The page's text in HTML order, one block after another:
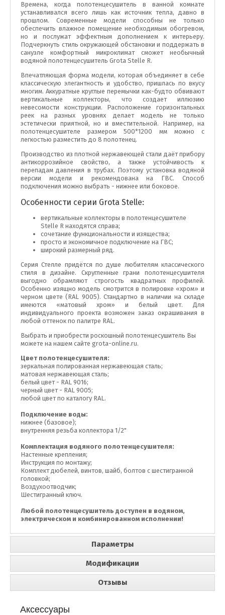
Времена, когда полотенцесушитель в ванной комнате
устанавливался всего лишь как источник тепла, давно в
прошлом. Современные модели способны не только
обеспечить влажное помещение необходимым обогревом,
но и послужат эффектным дополнением к интерьеру.
Подчеркнуть стиль окружающей обстановки и поддержать в
санузле комфортный микроклимат сможет необычный
водяной полотенцесушитель Grota Stelle R.
Впечатляющая форма модели, которая объединяет в себе
классическую элегантность и удобство, пришлась по вкусу
многим. Аккуратные круглые перемычки как-будто обвивают
вертикальные коллекторы, что создает иллюзию
невесомости конструкции. Расположение горизонтальных
реек на разных уровнях делает модель не только
эстетически приятной, но и вместительной. Например, на
полотенцесушителе размером 500*1200 мм можно с
легкостью разместить до 8 полотенец.
Производство из плотной нержавеющей стали даёт прибору
антикоррозийное свойство, а также устойчивость к
перепадам давления в трубах. Поэтому установка водяной
версии модели и рекомендована на ГВС. Способ
подключения можно выбрать - нижнее или боковое.
Особенности серии Grota Stelle:
вертикальные коллекторы в полотенцесушителе
Stelle R находятся справа;
сочетание функциональности и изящества;
просто и экономичное подключение на ГВС;
широкий размерный ряд.
Серия Стелле придётся по душе любителям классического
стиля в дизайне. Скругленные грани полотенцесушителя
выгодно обрамляют строгость квадратных профилей.
Особенно изящно модель смотрится в полировке «хром» и
черном цвете (RAL 9005). Стандартно в наличии на складе
имеются «матовый хром» и белый цвет. Для
индивидуального проекта возможен заказ окрашивания в
любой оттенок по палитре RAL.
Выбрать и приобрести роскошный полотенцесушитель Вы
можете на нашем сайте grota-online.ru.
Цвет полотенцесушителя:
зеркальная полированная нержавеющая сталь;
матовая нержавеющая сталь;
белый цвет - RAL 9016;
черный цвет - RAL 9005;
любой цвет по каталогу RAL.
Подключение воды:
нижнее (базовое);
внутренняя резьба коллектора 1/2"
Комплектация водяного полотенцесушителя:
Настенные крепления;
Инструкция по монтажу;
Комплект дюбелей, винтов, шайб, болтов с шестигранной
головкой;
Воздухоотводчик;
Шестигранный ключ.
Любой полотенцесушитель доступен в водяном,
электрическом и комбинированном исполнении!
Параметры
Модификации
Отзывы
Аксессуары